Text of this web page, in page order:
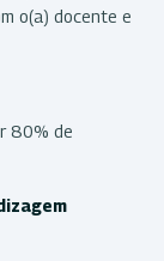
o(a) docente e
80% de